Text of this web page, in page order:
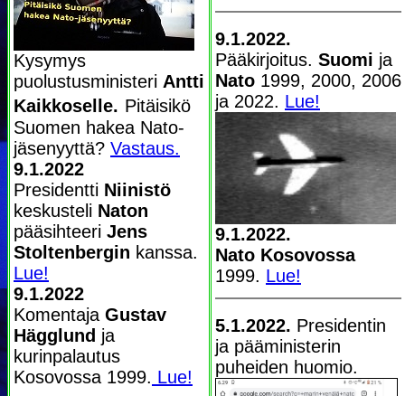
Kysymys
puolustusministeri Antti
Kaikkoselle. Pitäisikö
Suomen hakea Nato-
jäsenyyttä? Vastaus.
9.1.2022
Presidentti Niinistö
keskusteli Naton
pääsihteeri Jens
Stoltenbergin kanssa.
Lue!
9.1.2022
Komentaja Gustav
Hägglund ja
kurinpalautus
Kosovossa 1999. Lue!
9.1.2022.
Pääkirjoitus. Suomi ja
Nato 1999, 2000, 2006
ja 2022. Lue!
9.1.2022.
Nato Kosovossa
1999. Lue!
5.1.2022. Presidentin
ja pääministerin
puheiden huomio.